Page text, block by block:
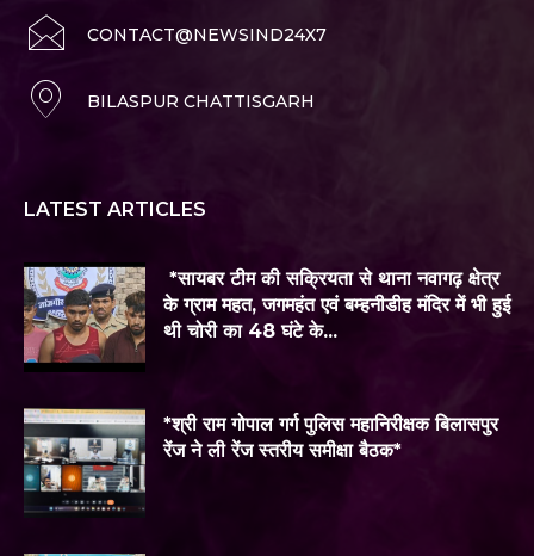
CONTACT@NEWSIND24X7
BILASPUR CHATTISGARH
LATEST ARTICLES
*सायबर टीम की सक्रियता से थाना नवागढ़ क्षेत्र
के ग्राम महत, जगमहंत एवं बम्हनीडीह मंदिर में भी हुई
थी चोरी का 48 घंटे के...
*श्री राम गोपाल गर्ग पुलिस महानिरीक्षक बिलासपुर
रेंज ने ली रेंज स्तरीय समीक्षा बैठक*